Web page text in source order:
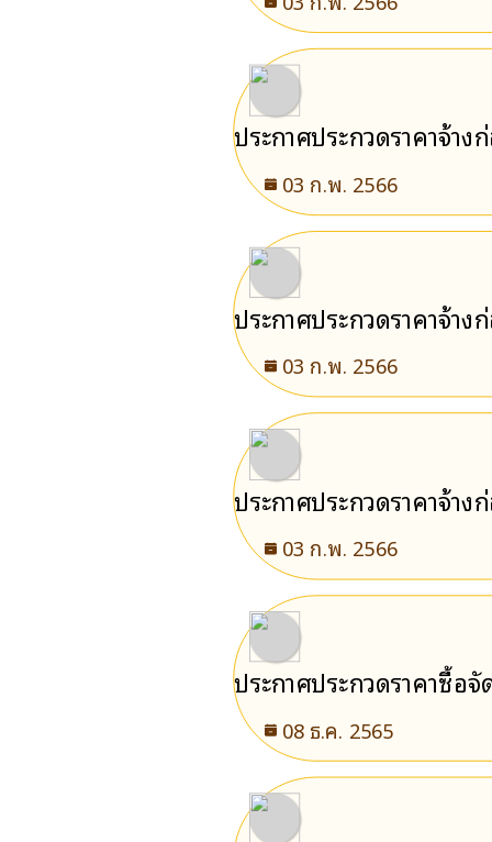
ประกาศประกวดราคาจ้า
เขาคิชฌกูฏ จังหวัดจันทบุ
03 ก.พ. 2566
ประกาศประกวดราคาจ้า
เขาคิชฌกูฏ จังหวัดจันทบุ
03 ก.พ. 2566
ประกาศประกวดราคาจ้า
จังหวัดจันทบุรี ด้วยวิธีปร
03 ก.พ. 2566
ประกาศประกวดราคาซื้อ
08 ธ.ค. 2565